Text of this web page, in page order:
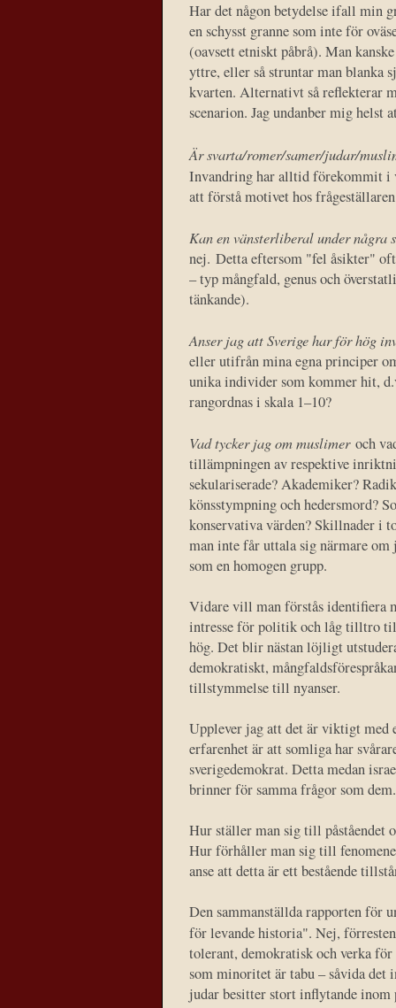
Har det någon betydelse ifall min
en schysst granne som inte för
(oavsett etniskt påbrå). Man
yttre, eller så struntar man blanka
kvarten. Alternativt så reflekterar
scenarion. Jag undanber mig helst
Är svarta/romer/samer/judar/
Invandring har alltid förekommit i
att förstå motivet hos
Kan en vänsterliberal under några
nej. Detta eftersom "fel åsikter"
– typ mångfald, genus och
tänkande).
Anser jag att Sverige har för hög
eller utifrån mina egna principer
unika individer som kommer hit,
rangordnas i skala 1–10?
Vad tycker jag om muslimeroch
tillämpningen av respektive
sekulariserade? Akademiker?
könsstympning och hedersmord?
konservativa värden? Skillnader i
man inte får uttala sig närmare
som en homogen grupp.
Vidare vill man förstås identifiera
intresse för politik och låg tilltro till
hög. Det blir nästan löjligt
demokratiskt,
tillstymmelse till nyanser.
Upplever jag att det är viktigt med
erfarenhet är att somliga har
sverigedemokrat. Detta medan
brinner för samma frågor som dem.
Hur ställer man sig till påståendet
Hur förhåller man sig till
anse att detta är ett bestående
Den sammanställda rapporten för
för levande historia". Nej,
tolerant, demokratisk och verka
som minoritet är tabu – såvida det
judar besitter stort inflytande